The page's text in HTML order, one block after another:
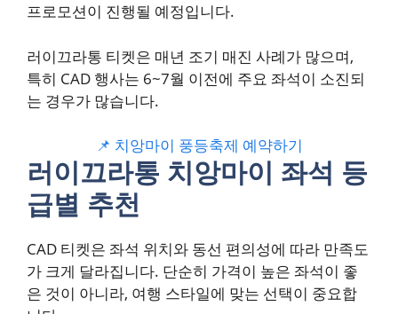
프로모션이 진행될 예정입니다.
러이끄라통 티켓은 매년 조기 매진 사례가 많으며,
특히 CAD 행사는 6~7월 이전에 주요 좌석이 소진되
는 경우가 많습니다.
📌 치앙마이 풍등축제 예약하기
러이끄라통 치앙마이 좌석 등
급별 추천
CAD 티켓은 좌석 위치와 동선 편의성에 따라 만족도
가 크게 달라집니다. 단순히 가격이 높은 좌석이 좋
은 것이 아니라, 여행 스타일에 맞는 선택이 중요합